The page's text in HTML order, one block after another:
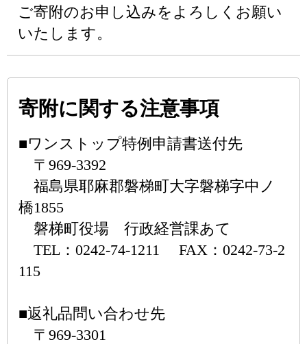
ご寄附のお申し込みをよろしくお願い
いたします。
寄附に関する注意事項
■ワンストップ特例申請書送付先
〒969-3392
福島県耶麻郡磐梯町大字磐梯字中ノ
橋1855
磐梯町役場 行政経営課あて
TEL：0242-74-1211 FAX：0242-73-2
115
■返礼品問い合わせ先
〒969-3301